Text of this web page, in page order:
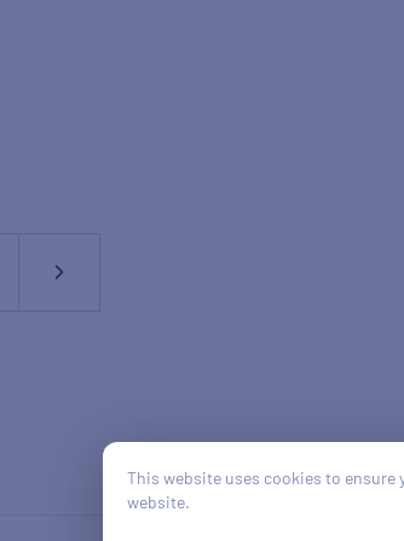
This website uses cookies to ensure
website.